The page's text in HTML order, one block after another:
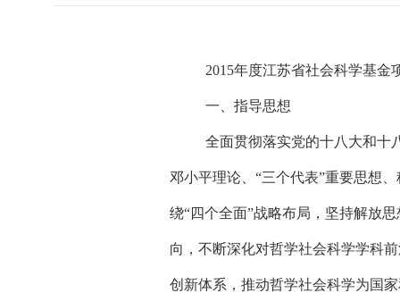
2015年度江苏省社会科学基金
一、指导思想
全面贯彻落实党的十八大和十
邓小平理论、“三个代表”重要思想
绕“四个全面”战略布局，坚持解放
向，不断深化对哲学社会科学学科
创新体系，推动哲学社会科学为国